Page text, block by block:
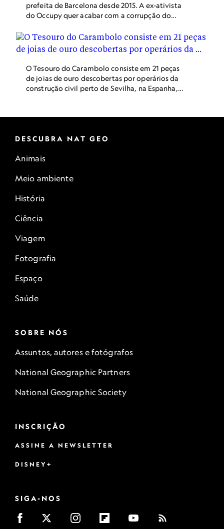
prefeita de Barcelona desde 2015. A ex-ativista
do Occupy quer acabar com a corrupção do
também falou abertamente sobre sua
orientação sexual, dizendo que já saiu com
homens e mulheres.
O Tesouro do Carambolo consiste em 21 peças
de joias de ouro descobertas por operários da
construção civil perto de Sevilha, na Espanha,
DESCUBRA NAT GEO
Animais
Meio ambiente
História
Ciência
Viagem
Fotografia
Espaço
Saúde
SOBRE NÓS
Assuntos, autores e fotógrafos
National Geographic Partners
National Geographic Society
INSCRIÇÃO
ASSINE A NEWSLETTER
DISNEY+
SIGA-NOS